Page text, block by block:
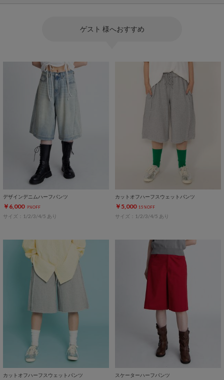
ゲスト 様へおすすめ
デザインデニムハーフパンツ
￥6,000 9%OFF
サイズ：1/2/3/4/5 あり
カットオフハーフスウェットパンツ
￥5,000 15%OFF
サイズ：1/2/3/4/5 あり
カットオフハーフスウェットパンツ スケーターハーフパンツ